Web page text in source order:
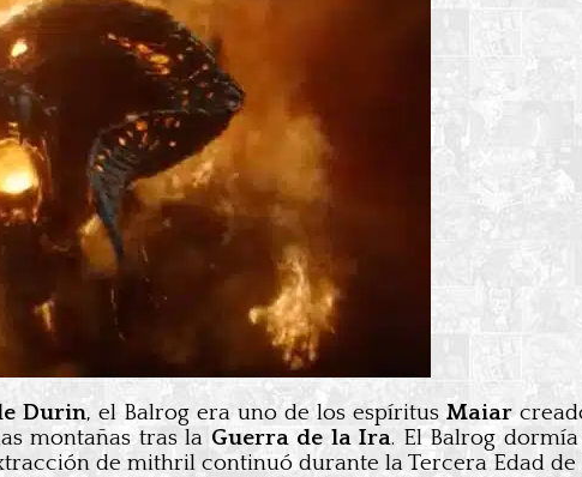
Durin, el Balrog era uno de los espíritusMaiar
montañas tras la Guerra de la Ira. El Balrog
de mithril continuó durante la Tercera Edad de